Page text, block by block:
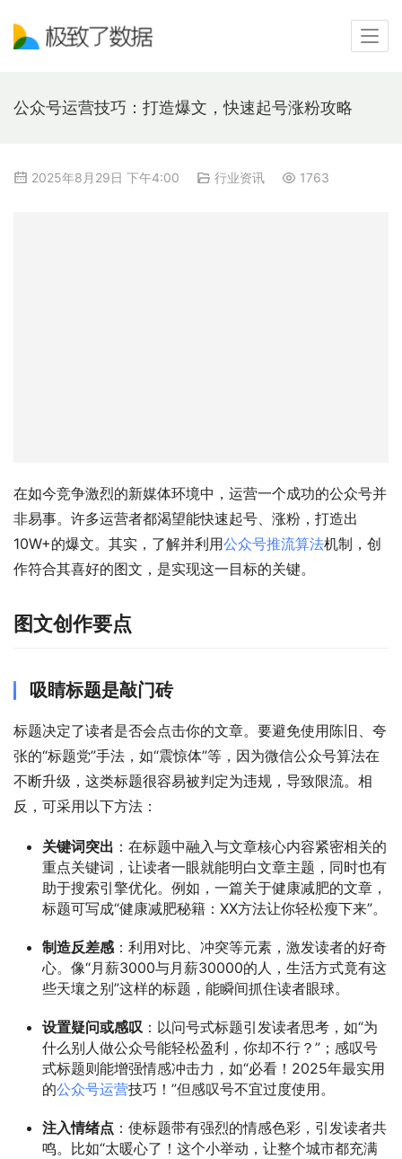
公众号运营技巧：打造爆文，快速起号涨粉攻略
2025年8月29日 下午4:00 行业资讯 1763
在如今竞争激烈的新媒体环境中，运营一个成功的公众号并
非易事。许多运营者都渴望能快速起号、涨粉，打造出
10W+的爆文。其实，了解并利用公众号推流算法机制，创
作符合其喜好的图文，是实现这一目标的关键。
图文创作要点
吸睛标题是敲门砖
标题决定了读者是否会点击你的文章。要避免使用陈旧、夸
张的“标题党”手法，如“震惊体”等，因为微信公众号算法在
不断升级，这类标题很容易被判定为违规，导致限流。相
反，可采用以下方法：
关键词突出 ：在标题中融入与文章核心内容紧密相关的
重点关键词，让读者一眼就能明白文章主题，同时也有
助于搜索引擎优化。例如，一篇关于健康减肥的文章，
标题可写成“健康减肥秘籍：XX方法让你轻松瘦下来”。
制造反差感：利用对比、冲突等元素，激发读者的好奇
心。像“月薪3000与月薪30000的人，生活方式竟有这
些天壤之别”这样的标题，能瞬间抓住读者眼球。
设置疑问或感叹：以问号式标题引发读者思考，如“为
什么别人做公众号能轻松盈利，你却不行？”；感叹号
式标题则能增强情感冲击力，如“必看！2025年最实用
的公众号运营技巧！”但感叹号不宜过度使用。
注入情绪点 ：使标题带有强烈的情感色彩，引发读者共
鸣。比如“太暖心了！这个小举动，让整个城市都充满